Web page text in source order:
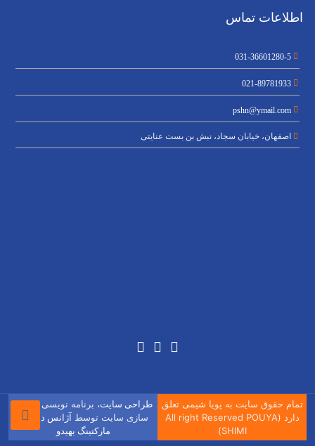
اطلاعات تماس
031-36601280-5
021-89781933
pshn@ymail.com
اصفهان، خیابان سجاد، نبش بن بست عنایتی
تمام حقوق سایت به پویا شیمی تعلق
دارد (All right Reserved POUYA
SHIMI)
طراحی سایت، برنامه نویسی و بهینه
سازی سایت توسط آژانس دیجیتال
مارکتینگ بهیدو